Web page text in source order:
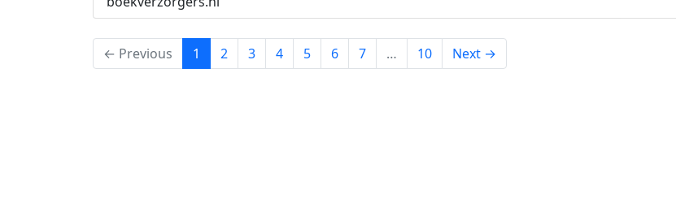
← Previous 1 (current)
2 3 4 5 6 7 … 10 Next →